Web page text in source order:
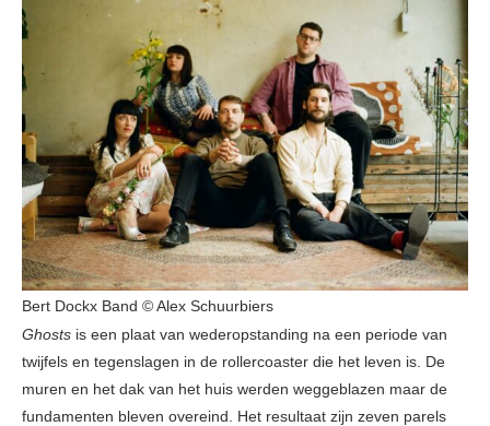
Bert Dockx Band © Alex Schuurbiers
Ghosts is een plaat van wederopstanding na een periode van
twijfels en tegenslagen in de rollercoaster die het leven is. De
muren en het dak van het huis werden weggeblazen maar de
fundamenten bleven overeind. Het resultaat zijn zeven parels